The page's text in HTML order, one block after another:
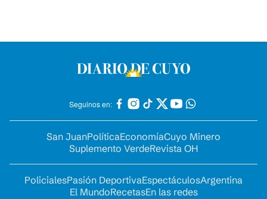
Seguinos en:
San JuanPolíticaEconomíaCuyo Minero
Suplemento VerdeRevista OH
PolicialesPasión DeportivaEspectáculosArgentina
El MundoRecetasEn las redes